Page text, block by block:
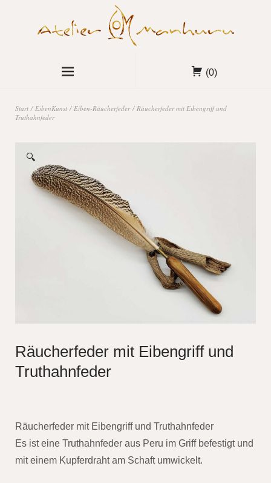
(0)
Start / EibenKunst / Eiben-Räucherfeder/ Räucherfeder mit Eibengriff und
Truthahnfeder
🔍
Räucherfeder mit Eibengriff und
Truthahnfeder
Räucherfeder mit Eibengriff und Truthahnfeder
Es ist eine Truthahnfeder aus Peru im Griff befestigt und
mit einem Kupferdraht am Schaft umwickelt.